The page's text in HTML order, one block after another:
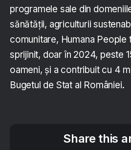
programele sale din
sănătății, agriculturii
comunitare, Humana People
sprijinit, doar în 2024, peste
oameni, și a contribuit cu 4
Bugetul de Stat al României.
Share this